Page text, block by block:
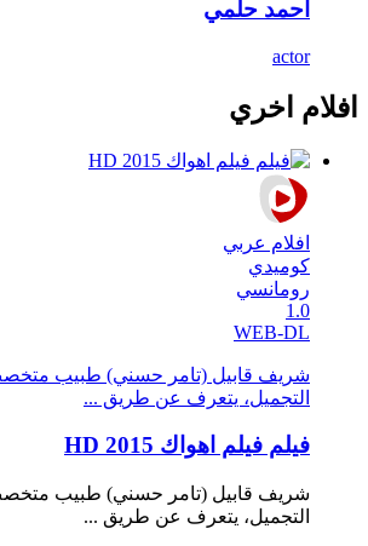
أحمد حلمي
actor
افلام اخري
افلام عربي
كوميدي
رومانسي
1.0
WEB-DL
شريف قابيل (تامر حسني) طبيب
التجميل، يتعرف عن طريق ...
فيلم فيلم اهواك 2015 HD
شريف قابيل (تامر حسني) طبيب
التجميل، يتعرف عن طريق ...